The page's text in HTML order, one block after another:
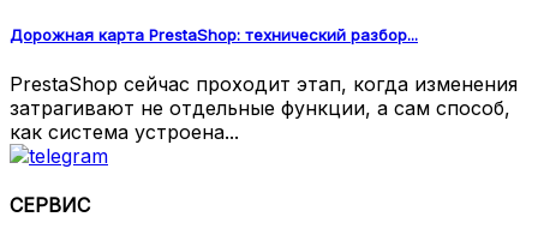
Дорожная карта PrestaShop: технический разбор...
PrestaShop сейчас проходит этап, когда изменения
затрагивают не отдельные функции, а сам способ,
как система устроена...
СЕРВИС